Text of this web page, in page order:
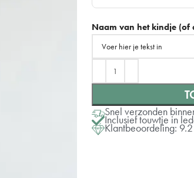
Rechts
Naam van het kindje (of
Snel verzonden
Inclusief touwtje in
Klantbeoordeling: